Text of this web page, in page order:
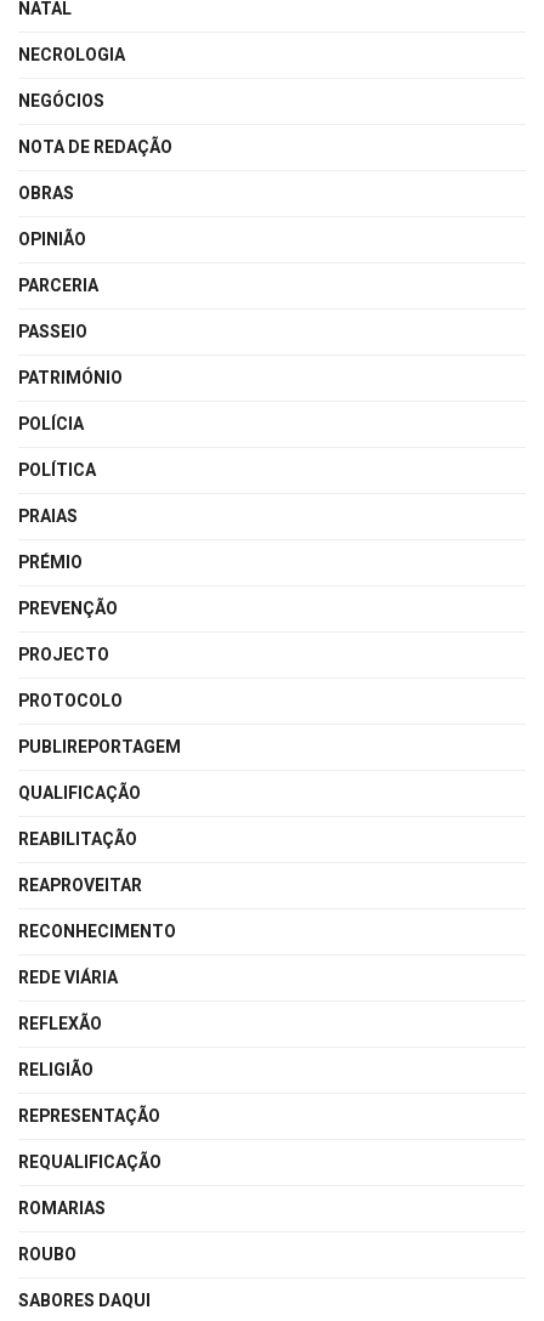
NATAL
NECROLOGIA
NEGÓCIOS
NOTA DE REDAÇÃO
OBRAS
OPINIÃO
PARCERIA
PASSEIO
PATRIMÓNIO
POLÍCIA
POLÍTICA
PRAIAS
PRÉMIO
PREVENÇÃO
PROJECTO
PROTOCOLO
PUBLIREPORTAGEM
QUALIFICAÇÃO
REABILITAÇÃO
REAPROVEITAR
RECONHECIMENTO
REDE VIÁRIA
REFLEXÃO
RELIGIÃO
REPRESENTAÇÃO
REQUALIFICAÇÃO
ROMARIAS
ROUBO
SABORES DAQUI